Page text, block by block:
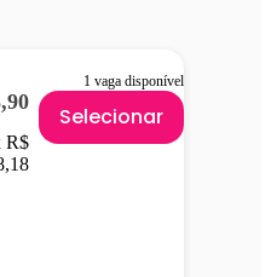
1 vaga disponível
R$
Selecionar